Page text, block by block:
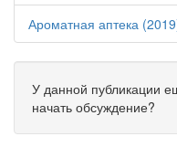
Ароматная аптека
У данной публикации
начать обсуждение?